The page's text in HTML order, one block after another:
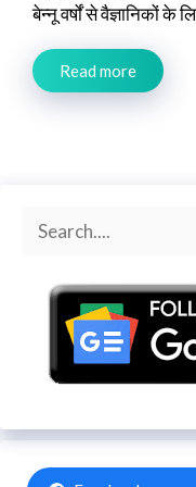
बेन्नू वर्षों से वैज्ञानिकों के
Read more
Search